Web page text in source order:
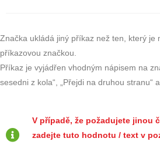
Značka ukládá jiný příkaz než ten, který je
příkazovou značkou.
Příkaz je vyjádřen vhodným nápisem na
sesedni z kola“, „Přejdi na druhou stranu“
V případě, že požadujete jinou
zadejte tuto hodnotu / text v